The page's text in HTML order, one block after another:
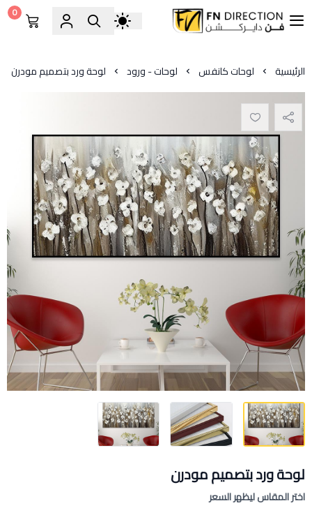
فن دايركشن
0
الرئيسية لوحات كانفس لوحات - ورود لوحة ورد بتصميم مودرن
لوحة ورد بتصميم مودرن
اختر المقاس ليظهر السعر